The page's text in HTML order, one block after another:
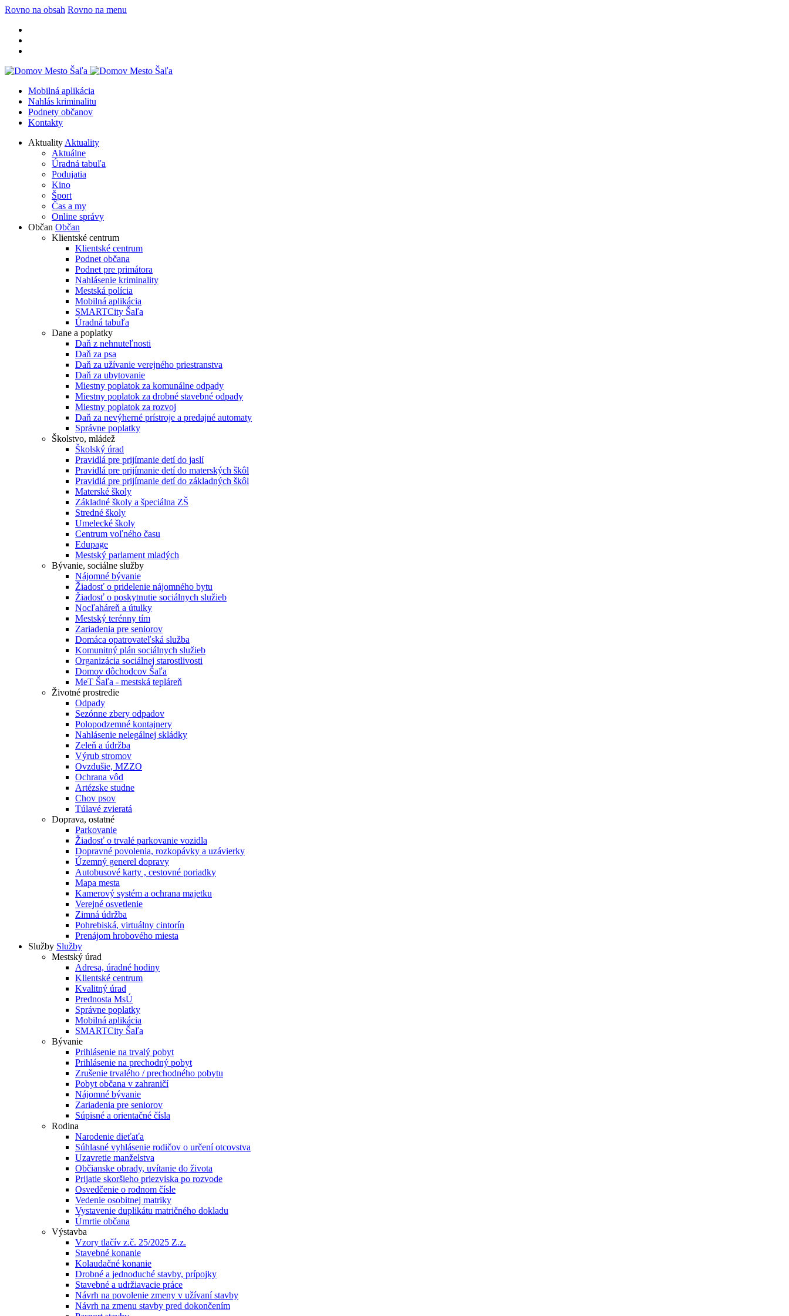
Rovno na obsah Rovno na menu
Mobilná aplikácia
Nahlás kriminalitu
Podnety občanov
Kontakty
Aktuality Aktuality
Aktuálne
Úradná tabuľa
Podujatia
Kino
Šport
Čas a my
Online správy
Občan Občan
Klientské centrum
Klientské centrum
Podnet občana
Podnet pre primátora
Nahlásenie kriminality
Mestská polícia
Mobilná aplikácia
SMARTCity Šaľa
Úradná tabuľa
Dane a poplatky
Daň z nehnuteľnosti
Daň za psa
Daň za užívanie verejného priestranstva
Daň za ubytovanie
Miestny poplatok za komunálne odpady
Miestny poplatok za drobné stavebné odpady
Miestny poplatok za rozvoj
Daň za nevýherné prístroje a predajné automaty
Správne poplatky
Školstvo, mládež
Školský úrad
Pravidlá pre prijímanie detí do jaslí
Pravidlá pre prijímanie detí do materských škôl
Pravidlá pre prijímanie detí do základných škôl
Materské školy
Základné školy a špeciálna ZŠ
Stredné školy
Umelecké školy
Centrum voľného času
Edupage
Mestský parlament mladých
Bývanie, sociálne služby
Nájomné bývanie
Žiadosť o pridelenie nájomného bytu
Žiadosť o poskytnutie sociálnych služieb
Nocľaháreň a útulky
Mestský terénny tím
Zariadenia pre seniorov
Domáca opatrovateľská služba
Komunitný plán sociálnych služieb
Organizácia sociálnej starostlivosti
Domov dôchodcov Šaľa
MeT Šaľa - mestská tepláreň
Životné prostredie
Odpady
Sezónne zbery odpadov
Polopodzemné kontajnery
Nahlásenie nelegálnej skládky
Zeleň a údržba
Výrub stromov
Ovzdušie, MZZO
Ochrana vôd
Artézske studne
Chov psov
Túlavé zvieratá
Doprava, ostatné
Parkovanie
Žiadosť o trvalé parkovanie vozidla
Dopravné povolenia, rozkopávky a uzávierky
Územný generel dopravy
Autobusové karty , cestovné poriadky
Mapa mesta
Kamerový systém a ochrana majetku
Verejné osvetlenie
Zimná údržba
Pohrebiská, virtuálny cintorín
Prenájom hrobového miesta
Služby Služby
Mestský úrad
Adresa, úradné hodiny
Klientské centrum
Kvalitný úrad
Prednosta MsÚ
Správne poplatky
Mobilná aplikácia
SMARTCity Šaľa
Bývanie
Prihlásenie na trvalý pobyt
Prihlásenie na prechodný pobyt
Zrušenie trvalého / prechodného pobytu
Pobyt občana v zahraničí
Nájomné bývanie
Zariadenia pre seniorov
Súpisné a orientačné čísla
Rodina
Narodenie dieťaťa
Súhlasné vyhlásenie rodičov o určení otcovstva
Uzavretie manželstva
Občianske obrady, uvítanie do života
Prijatie skoršieho priezviska po rozvode
Osvedčenie o rodnom čísle
Vedenie osobitnej matriky
Vystavenie duplikátu matričného dokladu
Úmrtie občana
Výstavba
Vzory tlačív z.č. 25/2025 Z.z.
Stavebné konanie
Kolaudačné konanie
Drobné a jednoduché stavby, prípojky
Stavebné a udržiavacie práce
Návrh na povolenie zmeny v užívaní stavby
Návrh na zmenu stavby pred dokončením